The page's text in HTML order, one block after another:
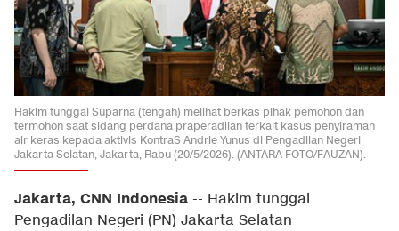
Hakim tunggal Suparna (tengah) melihat berkas pihak pemohon dan
termohon saat sidang perdana praperadilan terkait kasus penyiraman
air keras kepada aktivis KontraS Andrie Yunus di Pengadilan Negeri
Jakarta Selatan, Jakarta, Rabu (20/5/2026). (ANTARA FOTO/FAUZAN).
Jakarta, CNN Indonesia -- Hakim tunggal
Pengadilan Negeri (PN) Jakarta Selatan